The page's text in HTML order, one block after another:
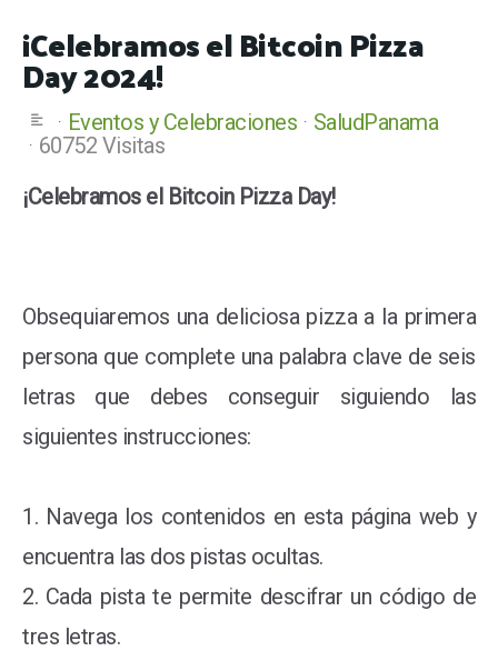
¡Celebramos el Bitcoin Pizza
Day 2024!
Eventos y Celebraciones
SaludPanama
60752 Visitas
¡Celebramos el Bitcoin Pizza Day!
Obsequiaremos una deliciosa pizza a la primera
persona que complete una palabra clave de seis
letras que debes conseguir siguiendo las
siguientes instrucciones:
1. Navega los contenidos en esta página web y
encuentra las dos pistas ocultas.
2. Cada pista te permite descifrar un código de
tres letras.